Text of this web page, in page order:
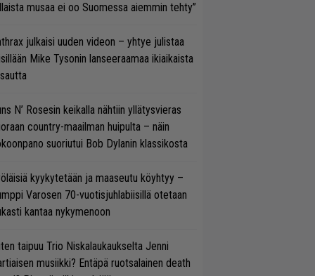
musaa ei oo Suomessa aiemmin tehty”
julkaisi uuden videon – yhtye julistaa
Mike Tysonin lanseeraamaa ikiaikaista
N’ Rosesin keikalla nähtiin yllätysvieras
country-maailman huipulta – näin
suoriutui Bob Dylanin klassikosta
kyykytetään ja maaseutu köyhtyy –
Varosen 70-vuotisjuhlabiisillä otetaan
kantaa nykymenoon
taipuu Trio Niskalaukaukselta Jenni
musiikki? Entäpä ruotsalainen death